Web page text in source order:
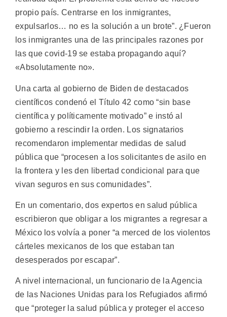
propio país. Centrarse en los inmigrantes,
expulsarlos… no es la solución a un brote”. ¿Fueron
los inmigrantes una de las principales razones por
las que covid-19 se estaba propagando aquí?
«Absolutamente no».
Una carta al gobierno de Biden de destacados
científicos condenó el Título 42 como “sin base
científica y políticamente motivado” e instó al
gobierno a rescindir la orden. Los signatarios
recomendaron implementar medidas de salud
pública que “procesen a los solicitantes de asilo en
la frontera y les den libertad condicional para que
vivan seguros en sus comunidades”.
En un comentario, dos expertos en salud pública
escribieron que obligar a los migrantes a regresar a
México los volvía a poner “a merced de los violentos
cárteles mexicanos de los que estaban tan
desesperados por escapar”.
A nivel internacional, un funcionario de la Agencia
de las Naciones Unidas para los Refugiados afirmó
que “proteger la salud pública y proteger el acceso